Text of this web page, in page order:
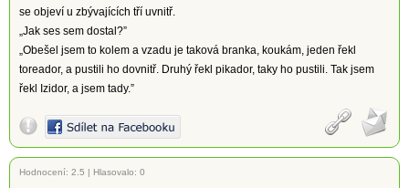
se objeví u zbývajících tří uvnitř.
„Jak ses sem dostal?”
„Obešel jsem to kolem a vzadu je taková branka, koukám, jeden řekl
toreador, a pustili ho dovnitř. Druhý řekl pikador, taky ho pustili. Tak jsem
řekl Izidor, a jsem tady.”
Hodnocení: 2.5 | Hlasovalo: 0